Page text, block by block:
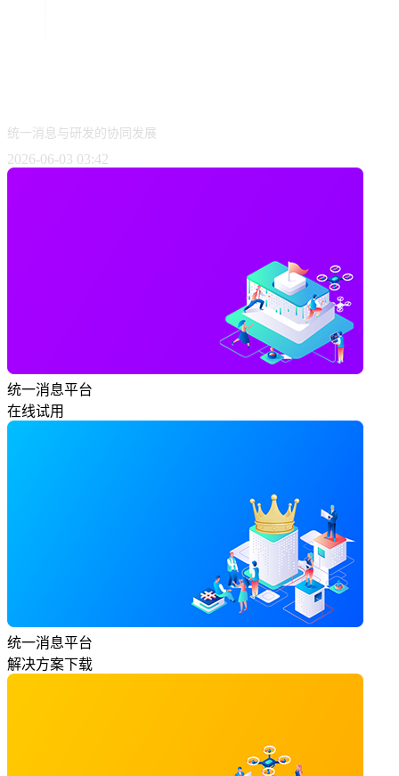
统一消息与研发的协同发展
2026-06-03 03:42
统一消息平台
在线试用
统一消息平台
解决方案下载